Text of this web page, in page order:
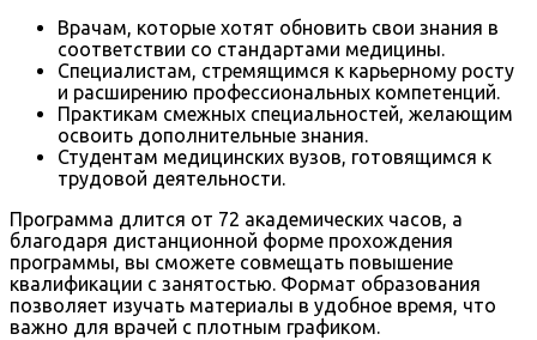
Врачам, которые хотят обновить свои знания в
соответствии со стандартами медицины.
Специалистам, стремящимся к карьерному росту
и расширению профессиональных компетенций.
Практикам смежных специальностей, желающим
освоить дополнительные знания.
Студентам медицинских вузов, готовящимся к
трудовой деятельности.
Программа длится от 72 академических часов, а
благодаря дистанционной форме прохождения
программы, вы сможете совмещать повышение
квалификации с занятостью. Формат образования
позволяет изучать материалы в удобное время, что
важно для врачей с плотным графиком.